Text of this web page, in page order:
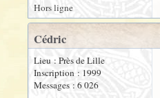
Hors ligne
Cédric
Lieu : Près de Lille
Inscription : 1999
Messages : 6 026